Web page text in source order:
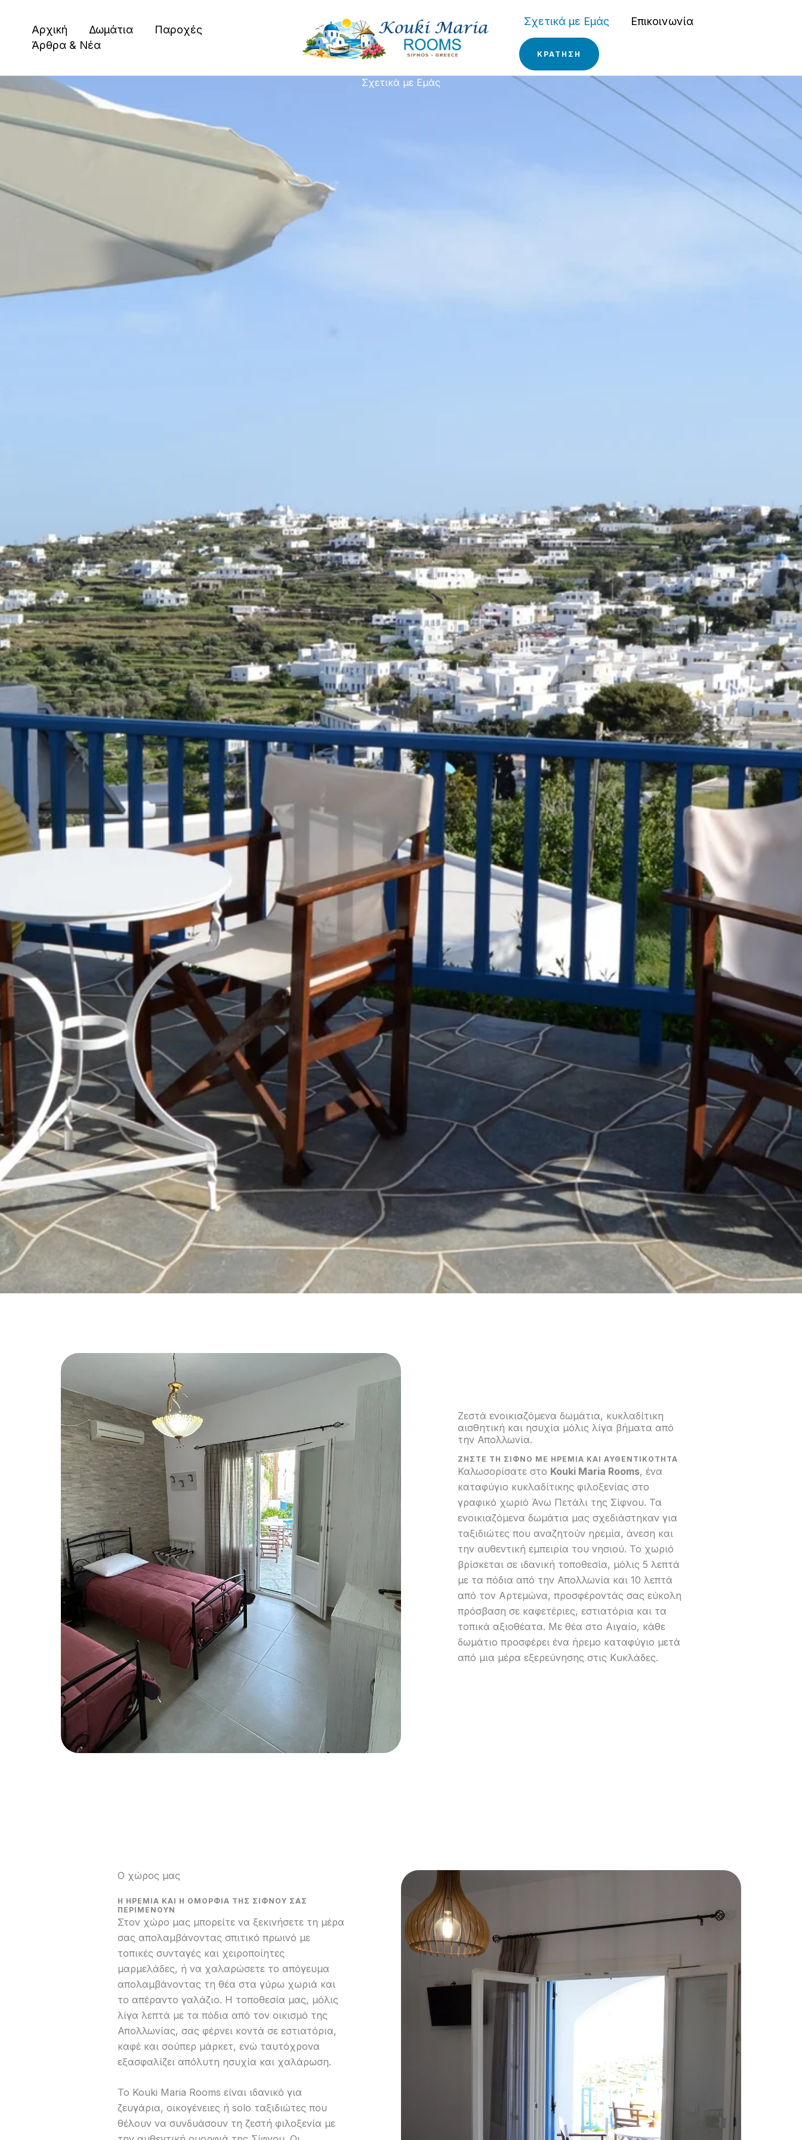
περιεχόμενο
Αρχική Δωμάτια
Παροχές
Άρθρα & Νέα
Σχετικά με Εμάς Επικοινωνία
ΚΡΑΤΗΣΗ
Σχετικά με Εμάς
Ζεστά ενοικιαζόμενα δωμάτια, κυκλαδίτικη
αισθητική και ησυχία μόλις λίγα βήματα από
την Απολλωνία.
ΖΗΣΤΕ ΤΗ ΣΙΦΝΟ ΜΕ ΗΡΕΜΙΑ ΚΑΙ ΑΥΘΕΝΤΙΚΟΤΗΤΑ
Καλωσορίσατε στο Kouki Maria Rooms, ένα
καταφύγιο κυκλαδίτικης φιλοξενίας στο
γραφικό χωριό Άνω Πετάλι της Σίφνου. Τα
ενοικιαζόμενα δωμάτια μας σχεδιάστηκαν για
ταξιδιώτες που αναζητούν ηρεμία, άνεση και
την αυθεντική εμπειρία του νησιού. Το χωριό
βρίσκεται σε ιδανική τοποθεσία, μόλις 5 λεπτά
με τα πόδια από την Απολλωνία και 10 λεπτά
από τον Αρτεμώνα, προσφέροντάς σας εύκολη
πρόσβαση σε καφετέριες, εστιατόρια και τα
τοπικά αξιοθέατα. Με θέα στο Αιγαίο, κάθε
δωμάτιο προσφέρει ένα ήρεμο καταφύγιο μετά
από μια μέρα εξερεύνησης στις Κυκλάδες.
Ο χώρος μας
Η ΗΡΕΜΊΑ ΚΑΙ Η ΟΜΟΡΦΙΆ ΤΗΣ ΣΊΦΝΟΥ ΣΑΣ
ΠΕΡΙΜΈΝΟΥΝ
Στον χώρο μας μπορείτε να ξεκινήσετε τη μέρα
σας απολαμβάνοντας σπιτικό πρωινό με
τοπικές συνταγές και χειροποίητες
μαρμελάδες, ή να χαλαρώσετε το απόγευμα
απολαμβάνοντας τη θέα στα γύρω χωριά και
το απέραντο γαλάζιο. Η τοποθεσία μας, μόλις
λίγα λεπτά με τα πόδια από τον οικισμό της
Απολλωνίας, σας φέρνει κοντά σε εστιατόρια,
καφέ και σούπερ μάρκετ, ενώ ταυτόχρονα
εξασφαλίζει απόλυτη ησυχία και χαλάρωση.
Το Kouki Maria Rooms είναι ιδανικό για
ζευγάρια, οικογένειες ή solo ταξιδιώτες που
θέλουν να συνδυάσουν τη ζεστή φιλοξενία με